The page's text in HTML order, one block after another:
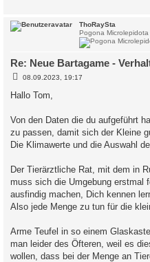
ThoRaySta
Pogona Microlepidota
Re: Neue Bartagame -
B
i
t
g
08.09.2023, 19:17
Hallo Tom,
Von den Daten die du aufgeführt
zu passen, damit sich der Kleine
Die Klimawerte und die Auswahl
Der Tierärztliche Rat, mit dem in
muss sich die Umgebung erstmal
ausfindig machen, Dich kennen
Also jede Menge zu tun für die
Arme Teufel in so einem
man leider des Öfteren, weil es
wollen, dass bei der Menge an